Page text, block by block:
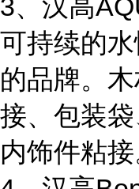
3、汉高
可持续的
的品牌。
接、包装
内饰件粘接